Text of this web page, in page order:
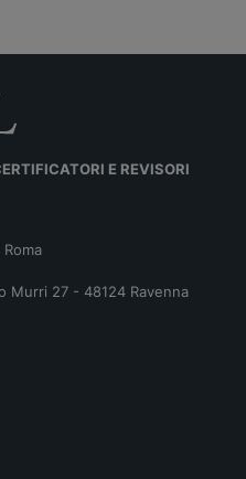
E REVISORI
Murri 27 - 48124 Ravenna